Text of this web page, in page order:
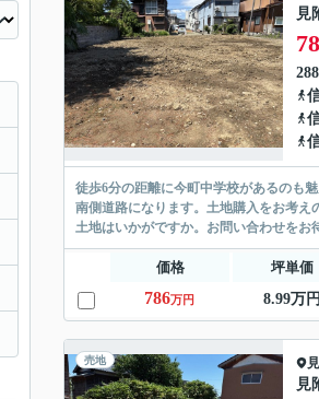
見
徒歩6分の距離に今町中学校があるのも
南側道路になります。土地購入をお考
土地はいかがですか。お問い合わせを
価格 坪単価
786万円 8.99万円
売地
見